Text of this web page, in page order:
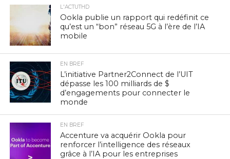
L'ACTUTHD
Ookla publie un rapport qui redéfinit ce
qu’est un “bon” réseau 5G à l’ère de l’IA
mobile
EN BREF
L’initiative Partner2Connect de l’UIT
dépasse les 100 milliards de $
d’engagements pour connecter le
monde
EN BREF
Accenture va acquérir Ookla pour
renforcer l’intelligence des réseaux
grâce à l’IA pour les entreprises